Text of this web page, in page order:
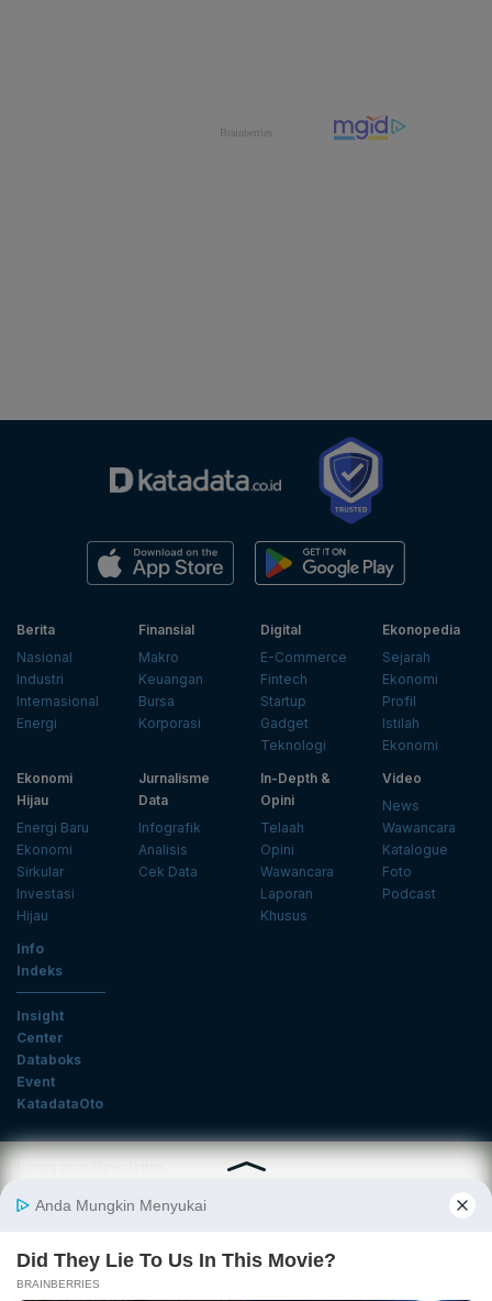
Berita
Nasional
Industri
Internasional
Energi
Finansial
Makro
Keuangan
Bursa
Korporasi
Digital
E-Commerce
Fintech
Startup
Gadget
Teknologi
Ekonopedia
Sejarah
Ekonomi
Profil
Istilah
Ekonomi
Ekonomi
Hijau
Energi Baru
Ekonomi
Sirkular
Investasi
Hijau
Jurnalisme
Data
Infografik
Analisis
Cek Data
In-Depth &
Opini
Telaah
Opini
Wawancara
Laporan
Khusus
Video
News
Wawancara
Katalogue
Foto
Podcast
Info
Indeks
Insight
Center
Databoks
Event
KatadataOto
Email
Ikuti Kami